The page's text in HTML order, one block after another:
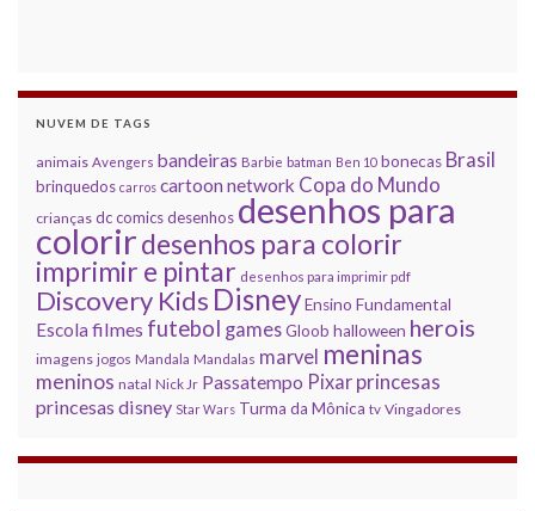
NUVEM DE TAGS
animais Avengers bandeiras Barbie batman Ben 10 bonecas Brasil
brinquedos carros cartoon network Copa do Mundo
crianças dc comicsdesenhos desenhos para
colorirdesenhos para colorir
imprimir e pintar desenhos para imprimir pdf
Discovery Kids DisneyEnsino Fundamental
Escola filmes futebol gamesGloob halloween herois
imagens jogos Mandala Mandalas marvel meninas
meninos natal Nick Jr Passatempo Pixar princesas
princesas disney Star Wars Turma da Mônica tv Vingadores